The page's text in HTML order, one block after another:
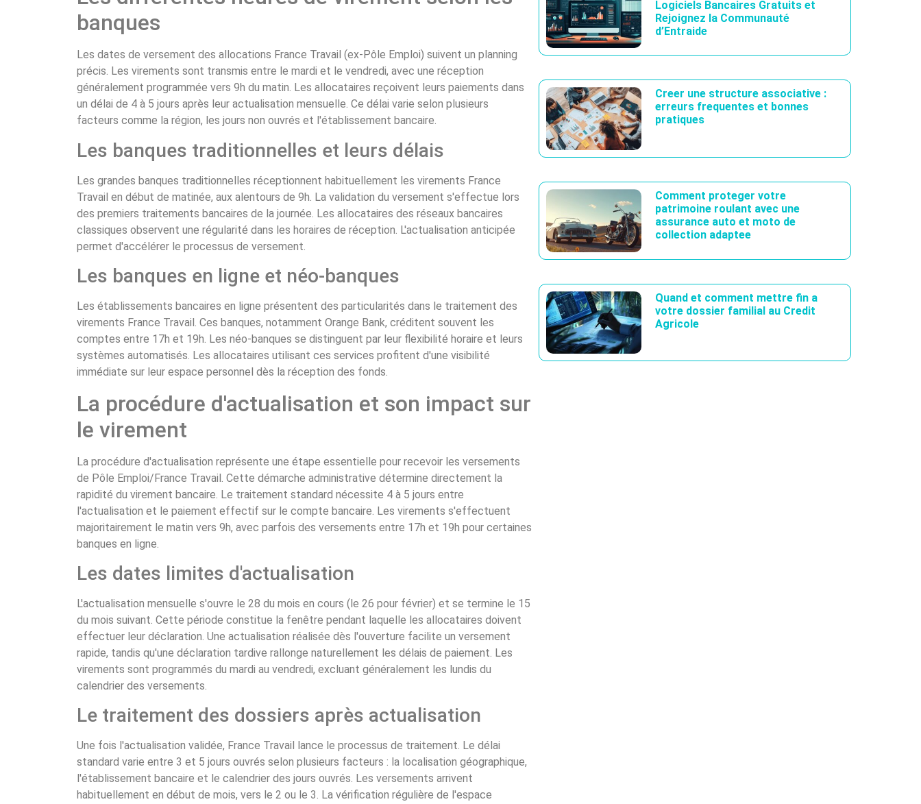
banques
Les dates de versement des allocations France Travail (ex-Pôle Emploi) suivent un planning
précis. Les virements sont transmis entre le mardi et le vendredi, avec une réception
généralement programmée vers 9h du matin. Les allocataires reçoivent leurs paiements dans
un délai de 4 à 5 jours après leur actualisation mensuelle. Ce délai varie selon plusieurs
facteurs comme la région, les jours non ouvrés et l'établissement bancaire.
Les banques traditionnelles et leurs délais
Les grandes banques traditionnelles réceptionnent habituellement les virements France
Travail en début de matinée, aux alentours de 9h. La validation du versement s'effectue lors
des premiers traitements bancaires de la journée. Les allocataires des réseaux bancaires
classiques observent une régularité dans les horaires de réception. L'actualisation anticipée
permet d'accélérer le processus de versement.
Les banques en ligne et néo-banques
Les établissements bancaires en ligne présentent des particularités dans le traitement des
virements France Travail. Ces banques, notamment Orange Bank, créditent souvent les
comptes entre 17h et 19h. Les néo-banques se distinguent par leur flexibilité horaire et leurs
systèmes automatisés. Les allocataires utilisant ces services profitent d'une visibilité
immédiate sur leur espace personnel dès la réception des fonds.
La procédure d'actualisation et son impact sur
le virement
La procédure d'actualisation représente une étape essentielle pour recevoir les versements
de Pôle Emploi/France Travail. Cette démarche administrative détermine directement la
rapidité du virement bancaire. Le traitement standard nécessite 4 à 5 jours entre
l'actualisation et le paiement effectif sur le compte bancaire. Les virements s'effectuent
majoritairement le matin vers 9h, avec parfois des versements entre 17h et 19h pour certaines
banques en ligne.
Les dates limites d'actualisation
L'actualisation mensuelle s'ouvre le 28 du mois en cours (le 26 pour février) et se termine le 15
du mois suivant. Cette période constitue la fenêtre pendant laquelle les allocataires doivent
effectuer leur déclaration. Une actualisation réalisée dès l'ouverture facilite un versement
rapide, tandis qu'une déclaration tardive rallonge naturellement les délais de paiement. Les
virements sont programmés du mardi au vendredi, excluant généralement les lundis du
calendrier des versements.
Le traitement des dossiers après actualisation
Une fois l'actualisation validée, France Travail lance le processus de traitement. Le délai
standard varie entre 3 et 5 jours ouvrés selon plusieurs facteurs : la localisation géographique,
l'établissement bancaire et le calendrier des jours ouvrés. Les versements arrivent
habituellement en début de mois, vers le 2 ou le 3. La vérification régulière de l'espace
Logiciels Bancaires Gratuits et
Rejoignez la Communauté
d’Entraide
Creer une structure associative :
erreurs frequentes et bonnes
pratiques
Comment proteger votre
patrimoine roulant avec une
assurance auto et moto de
collection adaptee
Quand et comment mettre fin a
votre dossier familial au Credit
Agricole